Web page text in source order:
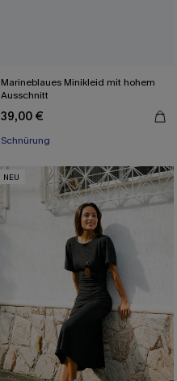
Marineblaues Minikleid mit hohem
Ausschnitt
39,00 €
Schnürung
NEU